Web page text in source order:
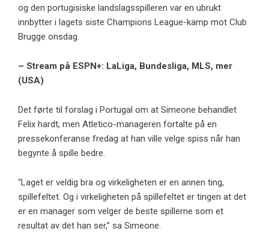
og den portugisiske landslagsspilleren var en ubrukt
innbytter i lagets siste Champions League-kamp mot Club
Brugge onsdag.
– Stream på ESPN+: LaLiga, Bundesliga, MLS, mer
(USA)
Det førte til forslag i Portugal om at Simeone behandlet
Felix hardt, men Atletico-manageren fortalte på en
pressekonferanse fredag ​​at han ville velge spiss når han
begynte å spille bedre.
“Laget er veldig bra og virkeligheten er en annen ting,
spillefeltet. Og i virkeligheten på spillefeltet er tingen at det
er en manager som velger de beste spillerne som et
resultat av det han ser,” sa Simeone.